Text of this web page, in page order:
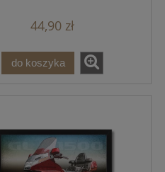
44,90 zł
do koszyka